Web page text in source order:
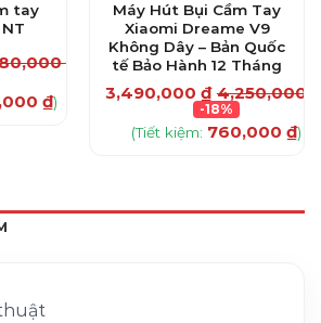
tay
₫
₫)
Máy Hút Bụi Cầm Tay
Xiaomi Dreame V9
Không Dây – Bản Quốc
tế Bảo Hành 12 Tháng
3,490,000 ₫ 4,250,000
-18%
(Tiết kiệm: 760,000 ₫)